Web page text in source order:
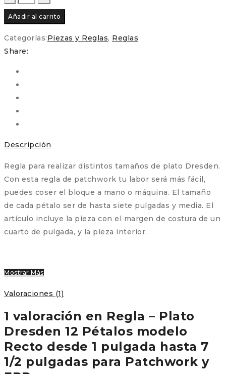
–
Plato
Dresden
12
modelo
Recto
desde
1
pulgada
hasta
1/2
pulgadas
para
Patchwork
y
EPP
Añadir al carrito
Categorías:Piezas y Reglas, Reglas
Share:
Descripción
Regla para realizar distintos tamaños de plato Dresden.
Con esta regla de patchwork tu labor será más fácil,
puedes coser el bloque a mano o máquina. El tamaño
de cada pétalo ser de hasta siete pulgadas y media. El
artículo incluye la pieza con el margen de costura de un
cuarto de pulgada, y la pieza interior.
Mostrar Más
Valoraciones (1)
1 valoración en Regla – Plato
Dresden 12 Pétalos modelo
Recto desde 1 pulgada hasta 7
1/2 pulgadas para Patchwork y